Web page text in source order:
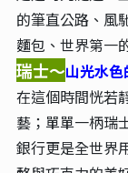
的筆直公路、風
麵包、世界第一
瑞士～山光水
在這個時間恍若
藝；單單一柄瑞
銀行更是全世界